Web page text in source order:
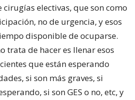
electivas, que son como
no de urgencia, y esos
disponible de ocuparse.
trata de hacer es llenar esos
que están esperando
si son más graves, si
si son GES o no, etc, y